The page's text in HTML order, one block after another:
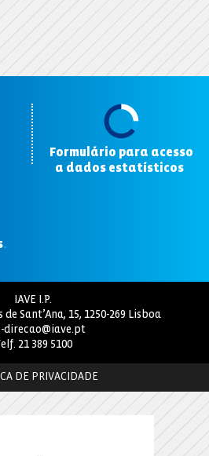
Formulário para acesso
a dados estatísticos
.
IAVE I.P.
Sant’Ana, 15, 1250-269 Lisboa
direcao@iave.pt
21 389 5100
DE PRIVACIDADE